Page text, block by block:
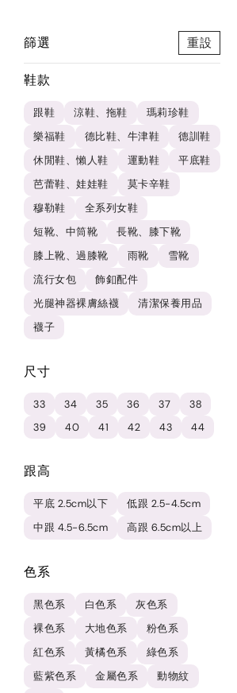
篩選 重設
鞋款
跟鞋 涼鞋、拖鞋
瑪莉珍鞋
樂福鞋
德比鞋、牛津鞋
德訓鞋
休閒鞋、懶人鞋
運動鞋
平底鞋
芭蕾鞋、娃娃鞋
莫卡辛鞋
穆勒鞋
全系列女鞋
短靴、中筒靴
長靴、膝下靴
膝上靴、過膝靴
雨靴
雪靴
流行女包
飾釦配件
光腿神器裸膚絲襪
清潔保養用品
襪子
尺寸
33 34 35 36 37
38
39
40 41 42 43 44
跟高
平底 2.5cm以下
低跟 2.5-4.5cm
中跟 4.5-6.5cm
高跟 6.5cm以上
色系
黑色系 白色系
灰色系
裸色系
大地色系
粉色系
紅色系
黃橘色系
綠色系
藍紫色系
金屬色系 動物紋